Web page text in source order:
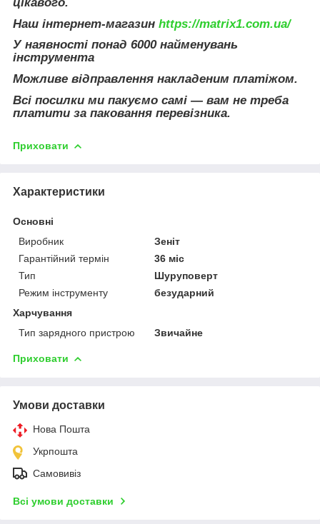
Наш інтернет-магазин https://matrix1.com.ua/
У наявності понад 6000 найменувань
інструмента
Можливе відправлення накладеним платіжом.
Всі посилки ми пакуємо самі — вам не треба
платити за паковання перевізника.
Приховати
Характеристики
Основні
Виробник
Зеніт
Гарантійний термін
36 міс
Тип
Шуруповерт
Режим інструменту
безударний
Харчування
Тип зарядного пристрою
Звичайне
Приховати
Умови доставки
Нова Пошта
Укрпошта
Самовивіз
Всі умови доставки